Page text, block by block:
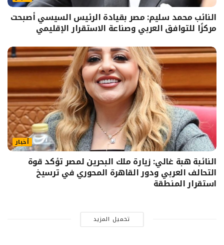
النائب محمد سليم: مصر بقيادة الرئيس السيسي أصبحت
مركزًا للتوافق العربي وصناعة الاستقرار الإقليمي
أخبار
النائبة هبة غالي: زيارة ملك البحرين لمصر تؤكد قوة
التحالف العربي ودور القاهرة المحوري في ترسيخ
استقرار المنطقة
تحميل المزيد